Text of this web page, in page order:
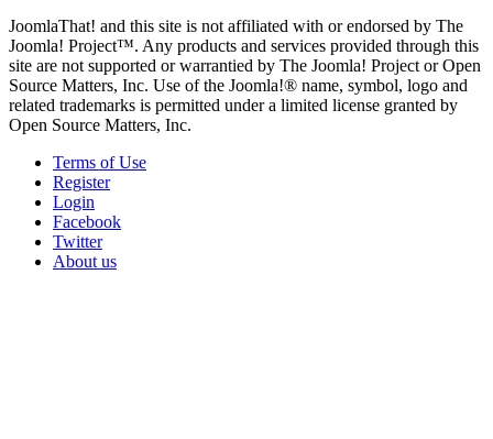
JoomlaThat! and this site is not affiliated with or endorsed by The
Joomla! Project™. Any products and services provided through this
site are not supported or warrantied by The Joomla! Project or Open
Source Matters, Inc. Use of the Joomla!® name, symbol, logo and
related trademarks is permitted under a limited license granted by
Open Source Matters, Inc.
Terms of Use
Register
Login
Facebook
Twitter
About us